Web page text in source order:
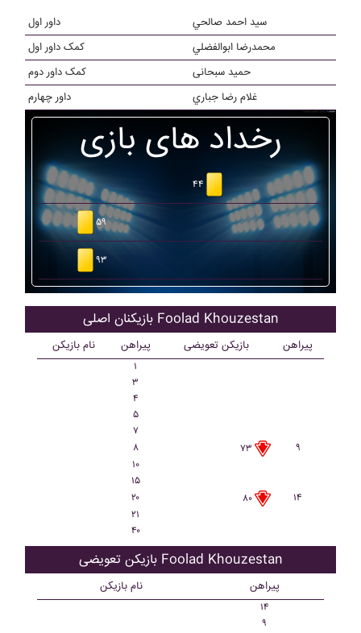
داور اول
سيد احمد صالحي
کمک داور اول
محمدرضا ابوالفضلي
کمک داور دوم
حمید سبحانی
داور چهارم
غلام رضا جباري
رخداد های بازی
۴۴
۵۹
۹۳
بازیکنان اصلی Foolad Khouzestan
نام بازیکن پیراهن بازیکن تعویضی پیراهن
۱
۳
۴
۵
۷
۸
۷۳
۹
۱۰
۱۵
۲۰
۸۰
۱۴
۲۱
۴۰
بازیکن تعویضی Foolad Khouzestan
نام بازیکن پیراهن
۱۴
۹